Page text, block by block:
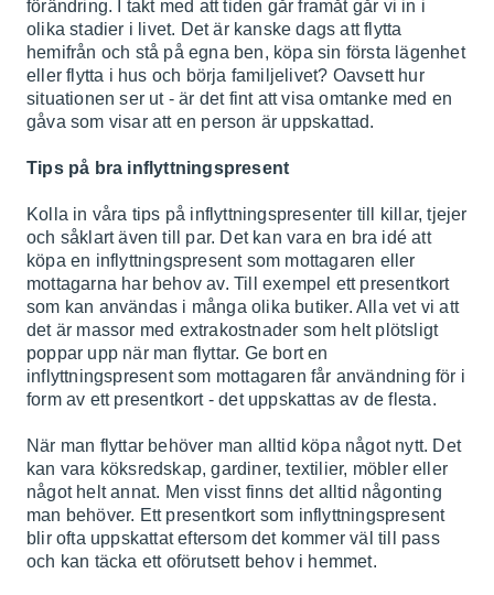
förändring. I takt med att tiden går framåt går vi in i
olika stadier i livet. Det är kanske dags att flytta
hemifrån och stå på egna ben, köpa sin första lägenhet
eller flytta i hus och börja familjelivet? Oavsett hur
situationen ser ut - är det fint att visa omtanke med en
gåva som visar att en person är uppskattad.
Tips på bra inflyttningspresent
Kolla in våra tips på inflyttningspresenter till killar, tjejer
och såklart även till par. Det kan vara en bra idé att
köpa en inflyttningspresent som mottagaren eller
mottagarna har behov av. Till exempel ett presentkort
som kan användas i många olika butiker. Alla vet vi att
det är massor med extrakostnader som helt plötsligt
poppar upp när man flyttar. Ge bort en
inflyttningspresent som mottagaren får användning för i
form av ett presentkort - det uppskattas av de flesta.
När man flyttar behöver man alltid köpa något nytt. Det
kan vara köksredskap, gardiner, textilier, möbler eller
något helt annat. Men visst finns det alltid någonting
man behöver. Ett presentkort som inflyttningspresent
blir ofta uppskattat eftersom det kommer väl till pass
och kan täcka ett oförutsett behov i hemmet.